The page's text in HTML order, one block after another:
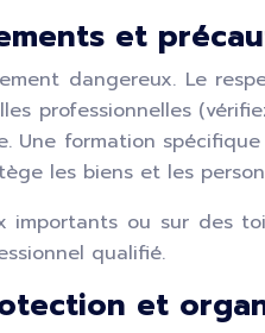
et
dangereux. Le
professionnelles
formation
les biens et les
importants ou sur
qualifié.
et